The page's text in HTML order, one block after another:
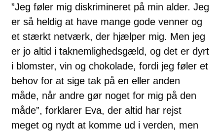
”Jeg føler mig diskrimineret på min alder. Jeg
er så heldig at have mange gode venner og
et stærkt netværk, der hjælper mig. Men jeg
er jo altid i taknemlighedsgæld, og det er dyrt
i blomster, vin og chokolade, fordi jeg føler et
behov for at sige tak på en eller anden
måde, når andre gør noget for mig på den
måde”, forklarer Eva, der altid har rejst
meget og nydt at komme ud i verden, men